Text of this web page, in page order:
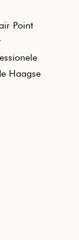
Point
Haagse